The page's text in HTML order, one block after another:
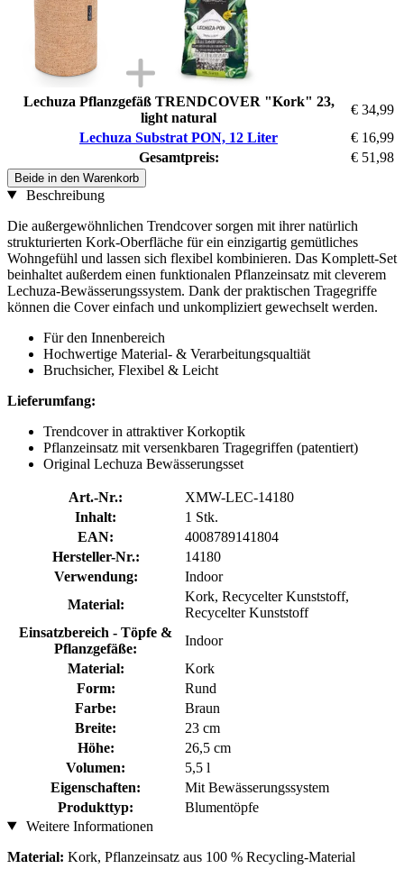
Lechuza Pflanzgefäß TRENDCOVER "Kork" 23,
light natural
€ 34,99
Lechuza Substrat PON, 12 Liter
€ 16,99
Gesamtpreis:
€ 51,98
Beide in den Warenkorb
Beschreibung
Die außergewöhnlichen Trendcover sorgen mit ihrer natürlich
strukturierten Kork-Oberfläche für ein einzigartig gemütliches
Wohngefühl und lassen sich flexibel kombinieren. Das Komplett-Set
beinhaltet außerdem einen funktionalen Pflanzeinsatz mit cleverem
Lechuza-Bewässerungssystem. Dank der praktischen Tragegriffe
können die Cover einfach und unkompliziert gewechselt werden.
Für den Innenbereich
Hochwertige Material- & Verarbeitungsqualtiät
Bruchsicher, Flexibel & Leicht
Lieferumfang:
Trendcover in attraktiver Korkoptik
Pflanzeinsatz mit versenkbaren Tragegriffen (patentiert)
Original Lechuza Bewässerungsset
Art.-Nr.:
XMW-LEC-14180
Inhalt:
1 Stk.
EAN:
4008789141804
Hersteller-Nr.:
14180
Verwendung:
Indoor
Material:
Kork, Recycelter Kunststoff,
Recycelter Kunststoff
Einsatzbereich - Töpfe &
Pflanzgefäße:
Indoor
Material:
Kork
Form:
Rund
Farbe:
Braun
Breite:
23 cm
Höhe:
26,5 cm
Volumen:
5,5 l
Eigenschaften:
Mit Bewässerungssystem
Produkttyp:
Blumentöpfe
Weitere Informationen
Material: Kork, Pflanzeinsatz aus 100 % Recycling-Material